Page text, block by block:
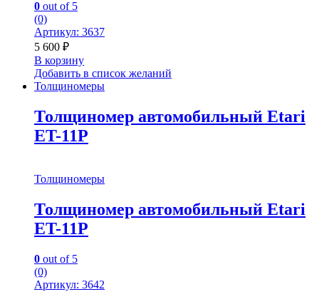
0 out of 5
(0)
Артикул: 3637
5 600 ₽
В корзину
Добавить в список желаний
Толщиномеры
Толщиномер автомобильный Etari
ET-11P
Толщиномеры
Толщиномер автомобильный Etari
ET-11P
0 out of 5
(0)
Артикул: 3642